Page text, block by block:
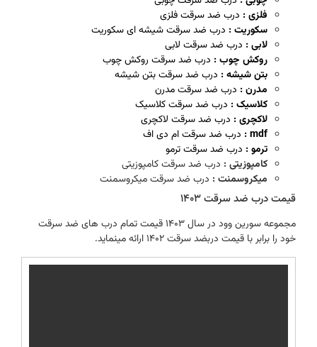
فلزی :درب ضد سرقت فلزی
سکوریت :درب ضد سرقت شیشه ای سکوریت
لابی :درب ضد سرقت لابی
روکش چوب :درب ضد سرقت روکش چوب
بتن شیشه :درب ضد سرقت بتن شیشه
مدرن :درب ضد سرقت مدرن
کلاسیک :درب ضد سرقت کلاسیک
لاکچری :درب ضد سرقت لاکچری
mdf : درب ضد سرقت ام دی اف
ترمو :درب ضد سرقت ترمو
کامپوزیتی :درب ضد سرقت کامپوزیتی
میکروسمنت :درب ضد سرقت میکروسمنت
قیمت درب ضد سرقت 1403
مجموعه سورین وود در سال 1403 قیمت تمام درب های ضد سرقت
خود را برابر با قیمت دربضد سرقت 1402 ارائه مینماید.